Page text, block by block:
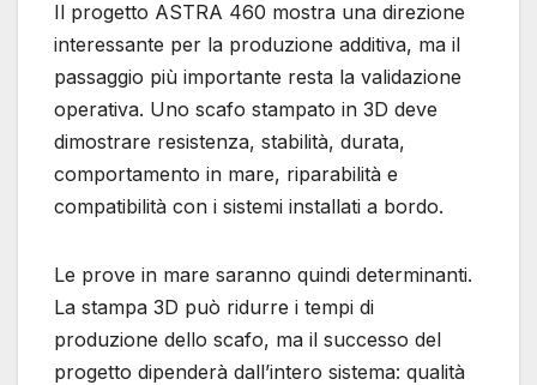
Il progetto ASTRA 460 mostra una direzione
interessante per la produzione additiva, ma il
passaggio più importante resta la validazione
operativa. Uno scafo stampato in 3D deve
dimostrare resistenza, stabilità, durata,
comportamento in mare, riparabilità e
compatibilità con i sistemi installati a bordo.
Le prove in mare saranno quindi determinanti.
La stampa 3D può ridurre i tempi di
produzione dello scafo, ma il successo del
progetto dipenderà dall’intero sistema: qualità